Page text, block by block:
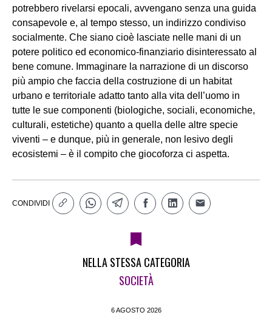
potrebbero rivelarsi epocali, avvengano senza una guida
consapevole e, al tempo stesso, un indirizzo condiviso
socialmente. Che siano cioè lasciate nelle mani di un
potere politico ed economico-finanziario disinteressato al
bene comune. Immaginare la narrazione di un discorso
più ampio che faccia della costruzione di un habitat
urbano e territoriale adatto tanto alla vita dell’uomo in
tutte le sue componenti (biologiche, sociali, economiche,
culturali, estetiche) quanto a quella delle altre specie
viventi – e dunque, più in generale, non lesivo degli
ecosistemi – è il compito che giocoforza ci aspetta.
CONDIVIDI
NELLA STESSA CATEGORIA
SOCIETÀ
6 AGOSTO 2026